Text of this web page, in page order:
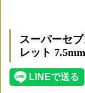
スーパーセ
レット